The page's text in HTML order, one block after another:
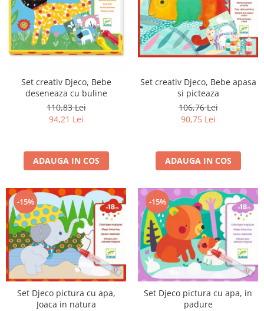
Set creativ Djeco, Bebe
deseneaza cu buline
110,83 Lei
94,21 Lei
ADAUGA IN COS
Set creativ Djeco, Bebe apasa
si picteaza
106,76 Lei
90,75 Lei
ADAUGA IN COS
-15%
Set Djeco pictura cu apa,
Joaca in natura
-15%
Set Djeco pictura cu apa, in
padure